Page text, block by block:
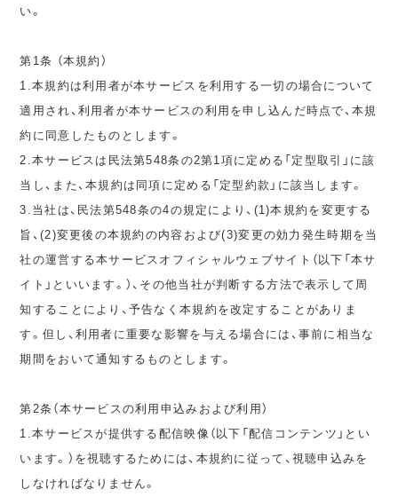
い。
第1条 （本規約）
1.本規約は利用者が本サービスを利用する一切の場合について
適用され、利用者が本サービスの利用を申し込んだ時点で、本規
約に同意したものとします。
2.本サービスは民法第548条の2第1項に定める「定型取引」に該
当し、また、本規約は同項に定める「定型約款」に該当します。
3.当社は、民法第548条の4の規定により、(1)本規約を変更する
旨、(2)変更後の本規約の内容および(3)変更の効力発生時期を当
社の運営する本サービスオフィシャルウェブサイト（以下「本サ
イト」といいます。）、その他当社が判断する方法で表示して周
知することにより、予告なく本規約を改定することがありま
す。但し、利用者に重要な影響を与える場合には、事前に相当な
期間をおいて通知するものとします。
第2条（本サービスの利用申込みおよび利用）
1.本サービスが提供する配信映像（以下「配信コンテンツ」とい
います。）を視聴するためには、本規約に従って、視聴申込みを
しなければなりません。